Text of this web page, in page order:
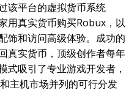
该平台的虚拟货币系统
用真实货币购买Robux，以
饰和访问高级体验。成功的
真实货币，顶级创作者每年
式吸引了专业游戏开发者，
主机市场并列的可行分发